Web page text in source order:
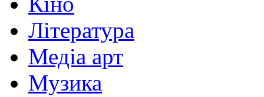
Література
Медіа арт
Музика